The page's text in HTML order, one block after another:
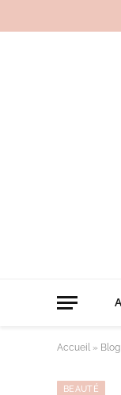
Accueil » Blog
BEAUTÉ